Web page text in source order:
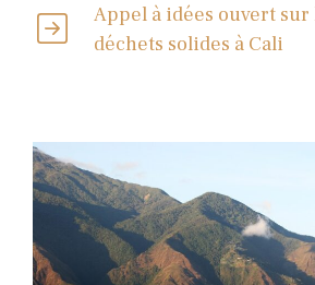
Appel à idées ouvert
déchets solides à Cali